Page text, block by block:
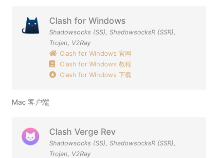
Clash for Windows
Shadowsocks (SS), ShadowsocksR (SSR),
Trojan, V2Ray
Clash for Windows 官网
Clash for Windows 教程
Clash for Windows 下载
Mac 客户端
Clash Verge Rev
Shadowsocks (SS), ShadowsocksR (SSR),
Trojan, V2Ray